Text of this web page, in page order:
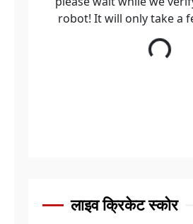
लाइव क्रिकेट स्कोर